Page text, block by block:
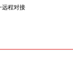
远程对接